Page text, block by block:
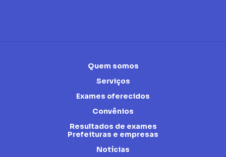
Quem somos
Serviços
Exames oferecidos
Convênios
Resultados de exames
Prefeituras e empresas
Notícias